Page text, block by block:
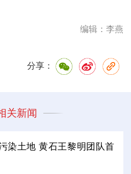
编辑：李燕
分享：
关新闻
染土地 黄石王黎明团队首